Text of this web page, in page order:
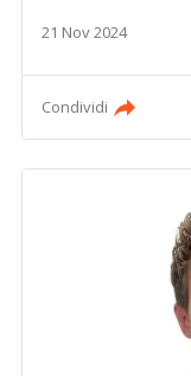
21 Nov 2024
Condividi